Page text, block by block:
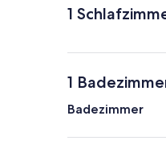
1
1
Badezimmer